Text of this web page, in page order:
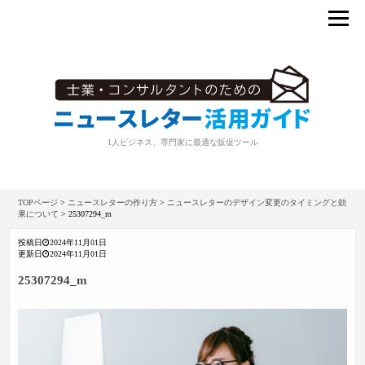
1人ビジネス、専門家に最適な販促ツール
TOPページ > ニュースレターの作り方 > ニュースレターのデザイン変更のタイミングと効
果について >25307294_m
投稿日
2024年11月01日
更新日
2024年11月01日
25307294_m